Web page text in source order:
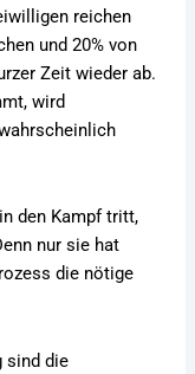
reichen
und 20% von
Zeit wieder ab.
wird
den Kampf tritt,
nur sie hat
die nötige
sind die